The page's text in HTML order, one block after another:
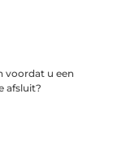
voordat u een
afsluit?